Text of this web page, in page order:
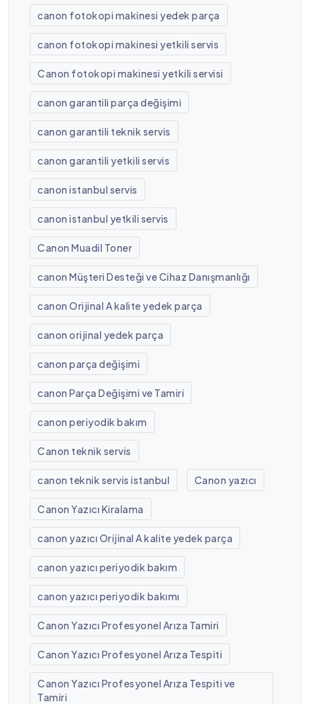
canon fotokopi makinesi yedek parça
canon fotokopi makinesi yetkili servis
Canon fotokopi makinesi yetkili servisi
canon garantili parça değişimi
canon garantili teknik servis
canon garantili yetkili servis
canon istanbul servis
canon istanbul yetkili servis
Canon Muadil Toner
canon Müşteri Desteği ve Cihaz Danışmanlığı
canon Orijinal A kalite yedek parça
canon orijinal yedek parça
canon parça değişimi
canon Parça Değişimi ve Tamiri
canon periyodik bakım
Canon teknik servis
canon teknik servis istanbul Canon yazıcı
Canon Yazıcı Kiralama
canon yazıcı Orijinal A kalite yedek parça
canon yazıcı periyodik bakım
canon yazıcı periyodik bakımı
Canon Yazıcı Profesyonel Arıza Tamiri
Canon Yazıcı Profesyonel Arıza Tespiti
Canon Yazıcı Profesyonel Arıza Tespiti ve
Tamiri